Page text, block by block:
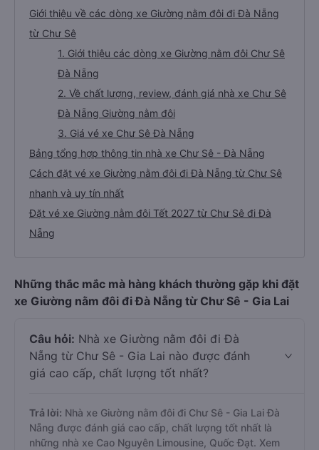
Giới thiệu về các dòng xe Giường nằm đôi đi Đà Nẵng
từ Chư Sê
1. Giới thiệu các dòng xe Giường nằm đôi Chư Sê
Đà Nẵng
2. Về chất lượng, review, đánh giá nhà xe Chư Sê
Đà Nẵng Giường nằm đôi
3. Giá vé xe Chư Sê Đà Nẵng
Bảng tổng hợp thông tin nhà xe Chư Sê - Đà Nẵng
Cách đặt vé xe Giường nằm đôi đi Đà Nẵng từ Chư Sê
nhanh và uy tín nhất
Đặt vé xe Giường nằm đôi Tết 2027 từ Chư Sê đi Đà
Nẵng
Những thắc mắc mà hàng khách thường gặp khi đặt
xe Giường nằm đôi đi Đà Nẵng từ Chư Sê - Gia Lai
Câu hỏi: Nhà xe Giường nằm đôi đi Đà
Nẵng từ Chư Sê - Gia Lai nào được đánh
giá cao cấp, chất lượng tốt nhất?
Trả lời: Nhà xe Giường nằm đôi đi Chư Sê - Gia Lai Đà
Nẵng được đánh giá cao cấp, chất lượng tốt nhất là
những nhà xe Cao Nguyên Limousine, Quốc Đạt. Xem